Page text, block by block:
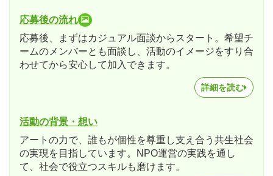
応募後の流れ
応募後、まずはカジュアル面談からスタート。希望チ
ームのメンバーとも面談し、活動のイメージをすり合
わせてから安心して加入できます。
詳細を読む
活動の背景・想い
アートの力で、誰もが個性を尊重し支え合う共生社会
の実現を目指しています。NPO運営の実践を通し
て、社会で役立つスキルも磨けます。